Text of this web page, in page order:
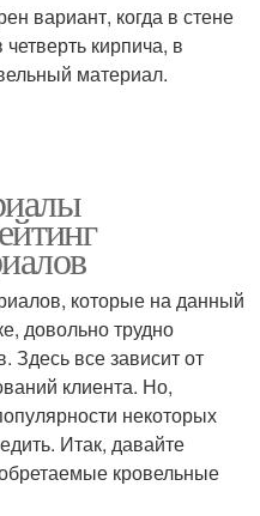
вариант, когда в стене
кирпича, в
материал.
которые на данный
довольно трудно
Здесь все зависит от
клиента. Но,
некоторых
Итак, давайте
кровельные